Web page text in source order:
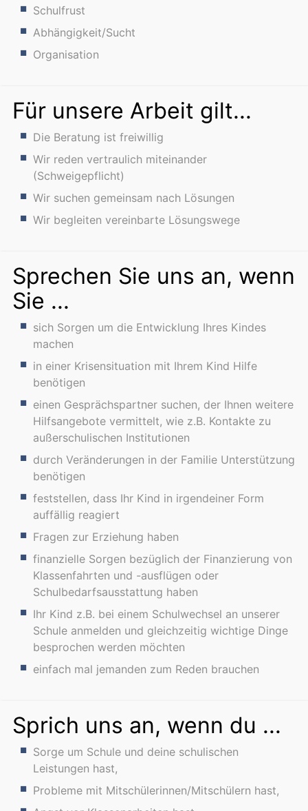
Schulfrust
Abhängigkeit/Sucht
Organisation
Für unsere Arbeit gilt...
Die Beratung ist freiwillig
Wir reden vertraulich miteinander
(Schweigepflicht)
Wir suchen gemeinsam nach Lösungen
Wir begleiten vereinbarte Lösungswege
Sprechen Sie uns an, wenn
Sie ...
sich Sorgen um die Entwicklung Ihres Kindes
machen
in einer Krisensituation mit Ihrem Kind Hilfe
benötigen
einen Gesprächspartner suchen, der Ihnen weitere
Hilfsangebote vermittelt, wie z.B. Kontakte zu
außerschulischen Institutionen
durch Veränderungen in der Familie Unterstützung
benötigen
feststellen, dass Ihr Kind in irgendeiner Form
auffällig reagiert
Fragen zur Erziehung haben
finanzielle Sorgen bezüglich der Finanzierung von
Klassenfahrten und -ausflügen oder
Schulbedarfsausstattung haben
Ihr Kind z.B. bei einem Schulwechsel an unserer
Schule anmelden und gleichzeitig wichtige Dinge
besprochen werden möchten
einfach mal jemanden zum Reden brauchen
Sprich uns an, wenn du ...
Sorge um Schule und deine schulischen
Leistungen hast,
Probleme mit Mitschülerinnen/Mitschülern hast,